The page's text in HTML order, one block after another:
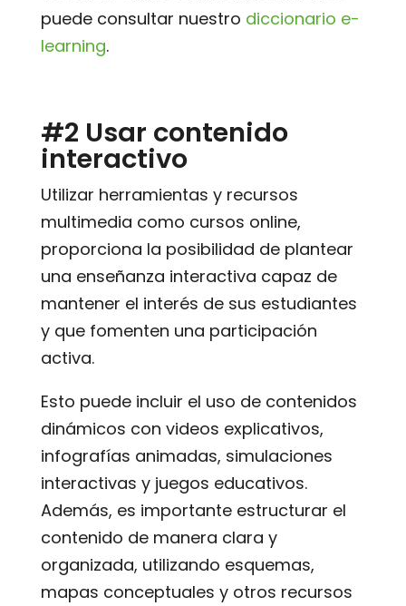
puede consultar nuestro diccionario e-
learning.
#2 Usar contenido
interactivo
Utilizar herramientas y recursos
multimedia como cursos online,
proporciona la posibilidad de plantear
una enseñanza interactiva capaz de
mantener el interés de sus estudiantes
y que fomenten una participación
activa.
Esto puede incluir el uso de contenidos
dinámicos con videos explicativos,
infografías animadas, simulaciones
interactivas y juegos educativos.
Además, es importante estructurar el
contenido de manera clara y
organizada, utilizando esquemas,
mapas conceptuales y otros recursos